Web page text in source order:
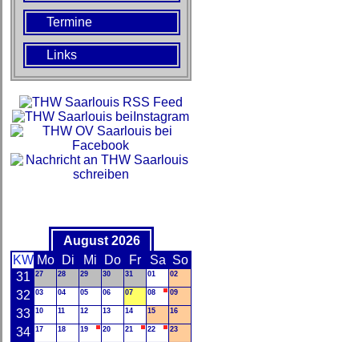
Termine
Links
August 2026
KW Mo Di Mi Do Fr Sa So
31
27 28 29 30 31 01 02
32 03 04 05 06 07 08 09
33 10 11 12 13 14 15 16
34 17 18 19 20 21 22 23